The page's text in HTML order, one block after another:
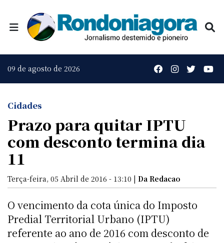
09 de agosto de 2026
Cidades
Prazo para quitar IPTU
com desconto termina dia
11
Terça-feira, 05 Abril de 2016 - 13:10 | Da Redacao
O vencimento da cota única do Imposto
Predial Territorial Urbano (IPTU)
referente ao ano de 2016 com desconto de